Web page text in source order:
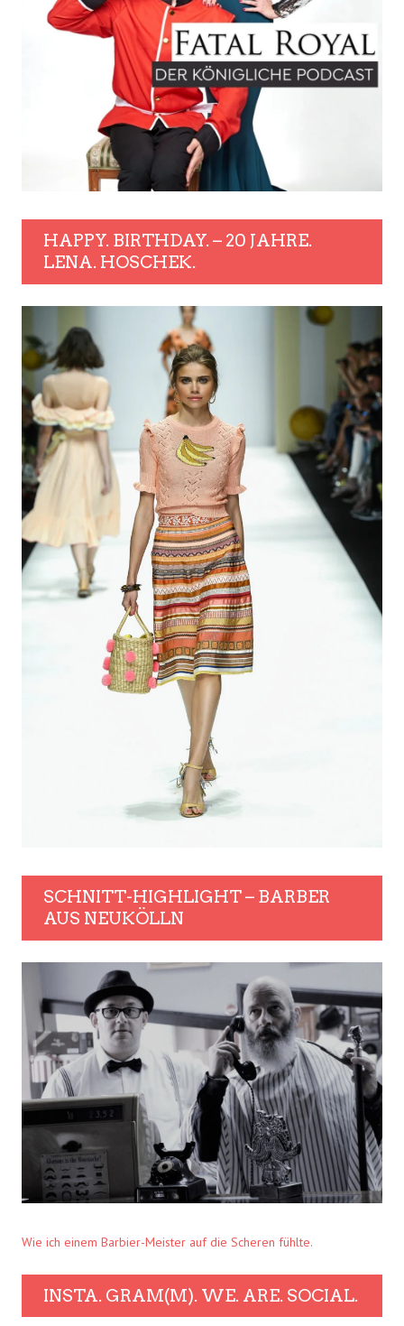
HAPPY. BIRTHDAY. – 20 JAHRE.
LENA. HOSCHEK.
SCHNITT-HIGHLIGHT – BARBER
AUS NEUKÖLLN
Wie ich einem Barbier-Meister auf die Scheren fühlte.
INSTA. GRAM(M). WE. ARE. SOCIAL.